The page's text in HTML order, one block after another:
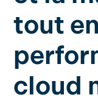
tout
cloud